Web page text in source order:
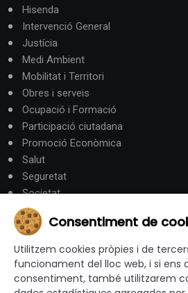
Hisenda
Intervenció General
Justícia
Medi Ambient
Mobilitat i Territori
Obres i serveis
Ocupació i Formació
Participació ciutadana
Promoció Econòmica
Salut
Seguretat
Societat
Turisme
Altres Canals
canalandorra.ad
Consentiment de
Utilitzem cookies pròpies i de
funcionament del lloc web, i si ens
consentiment, també utilitzarem